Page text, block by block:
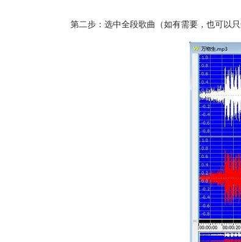
第二步：选中全段歌曲（如有需要，也可以只